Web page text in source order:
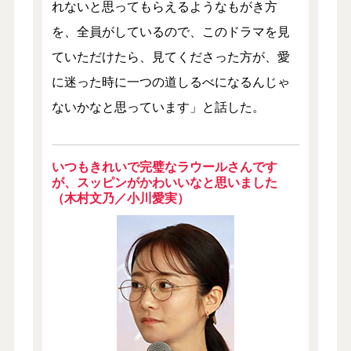
れないと思ってもらえるようなもがき方
を、全員がしているので、このドラマを見
ていただけたら、見てくださった方が、愛
に迷った時に一つの道しるべになるんじゃ
ないかなと思っています」と話した。
いつもきれいで完璧なラウールさんです
が、スッピンがかわいいなと思いました
（木村文乃／小川愛実）